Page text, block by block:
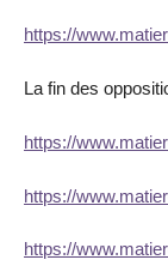
https://
La fin des
https://
https://
https://